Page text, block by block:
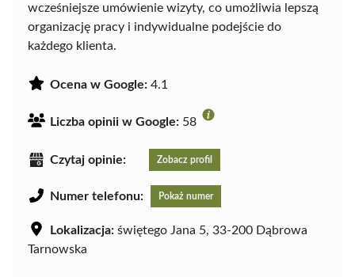
wcześniejsze umówienie wizyty, co umożliwia lepszą
organizację pracy i indywidualne podejście do
każdego klienta.
Ocena w Google: 4.1
Liczba opinii w Google: 58
Czytaj opinie: Zobacz profil
Numer telefonu: Pokaż numer
Lokalizacja: świętego Jana 5, 33-200 Dąbrowa
Tarnowska